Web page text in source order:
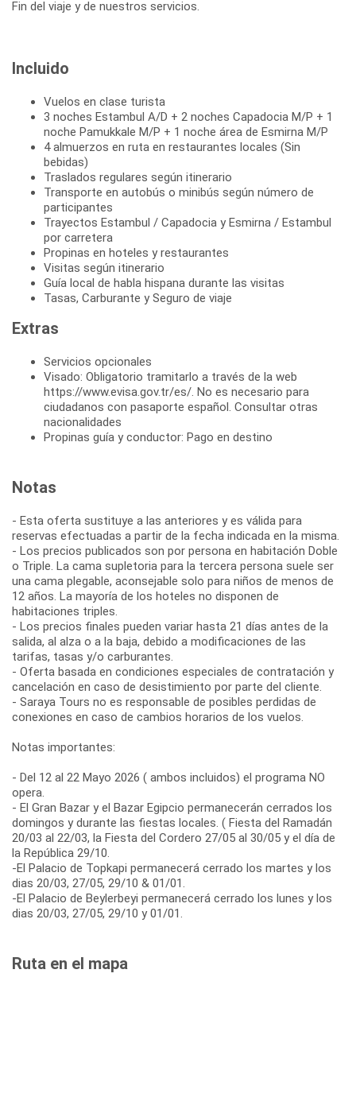
Fin del viaje y de nuestros servicios.
Incluido
Vuelos en clase turista
3 noches Estambul A/D + 2 noches Capadocia M/P + 1
noche Pamukkale M/P + 1 noche área de Esmirna M/P
4 almuerzos en ruta en restaurantes locales (Sin
bebidas)
Traslados regulares según itinerario
Transporte en autobús o minibús según número de
participantes
Trayectos Estambul / Capadocia y Esmirna / Estambul
por carretera
Propinas en hoteles y restaurantes
Visitas según itinerario
Guía local de habla hispana durante las visitas
Tasas, Carburante y Seguro de viaje
Extras
Servicios opcionales
Visado: Obligatorio tramitarlo a través de la web
https://www.evisa.gov.tr/es/. No es necesario para
ciudadanos con pasaporte español. Consultar otras
nacionalidades
Propinas guía y conductor: Pago en destino
Notas
- Esta oferta sustituye a las anteriores y es válida para
reservas efectuadas a partir de la fecha indicada en la misma.
- Los precios publicados son por persona en habitación Doble
o Triple. La cama supletoria para la tercera persona suele ser
una cama plegable, aconsejable solo para niños de menos de
12 años. La mayoría de los hoteles no disponen de
habitaciones triples.
- Los precios finales pueden variar hasta 21 días antes de la
salida, al alza o a la baja, debido a modificaciones de las
tarifas, tasas y/o carburantes.
- Oferta basada en condiciones especiales de contratación y
cancelación en caso de desistimiento por parte del cliente.
- Saraya Tours no es responsable de posibles perdidas de
conexiones en caso de cambios horarios de los vuelos.
Notas importantes:
- Del 12 al 22 Mayo 2026 ( ambos incluidos) el programa NO
opera.
- El Gran Bazar y el Bazar Egipcio permanecerán cerrados los
domingos y durante las fiestas locales. ( Fiesta del Ramadán
20/03 al 22/03, la Fiesta del Cordero 27/05 al 30/05 y el día de
la República 29/10.
-El Palacio de Topkapi permanecerá cerrado los martes y los
dias 20/03, 27/05, 29/10 & 01/01.
-El Palacio de Beylerbeyi permanecerá cerrado los lunes y los
dias 20/03, 27/05, 29/10 y 01/01.
Ruta en el mapa